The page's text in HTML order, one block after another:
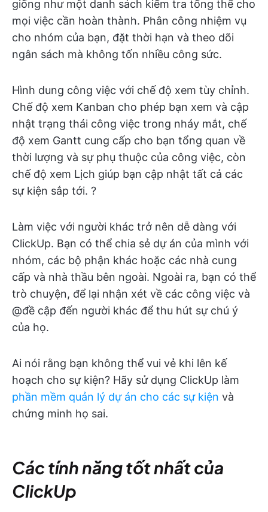
giống như một danh sách kiểm tra tổng thể cho
mọi việc cần hoàn thành. Phân công nhiệm vụ
cho nhóm của bạn, đặt thời hạn và theo dõi
ngân sách mà không tốn nhiều công sức.
Hình dung công việc với chế độ xem tùy chỉnh.
Chế độ xem Kanban cho phép bạn xem và cập
nhật trạng thái công việc trong nháy mắt, chế
độ xem Gantt cung cấp cho bạn tổng quan về
thời lượng và sự phụ thuộc của công việc, còn
chế độ xem Lịch giúp bạn cập nhật tất cả các
sự kiện sắp tới. ?️
Làm việc với người khác trở nên dễ dàng với
ClickUp. Bạn có thể chia sẻ dự án của mình với
nhóm, các bộ phận khác hoặc các nhà cung
cấp và nhà thầu bên ngoài. Ngoài ra, bạn có thể
trò chuyện, để lại nhận xét về các công việc và
@đề cập đến người khác để thu hút sự chú ý
của họ.
Ai nói rằng bạn không thể vui vẻ khi lên kế
hoạch cho sự kiện? Hãy sử dụng ClickUp làm
phần mềm quản lý dự án cho các sự kiện và
chứng minh họ sai.
Các tính năng tốt nhất của
ClickUp